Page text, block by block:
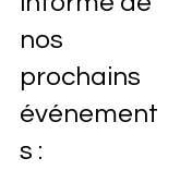
nos
prochains
événement
s :